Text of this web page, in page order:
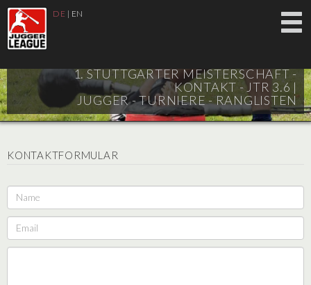
DE | EN
1. STUTTGARTER MEISTERSCHAFT -
KONTAKT - JTR 3.6 |
JUGGER - TURNIERE - RANGLISTEN
KONTAKTFORMULAR